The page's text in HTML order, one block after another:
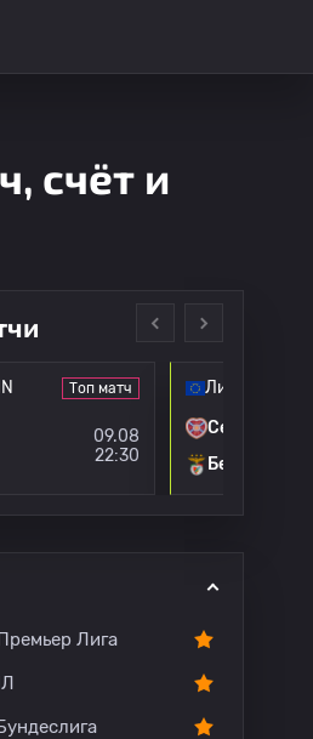
счёт и
Топ матч
09.08
22:30
Лига Европы
Сердца
Бенфика
Лига